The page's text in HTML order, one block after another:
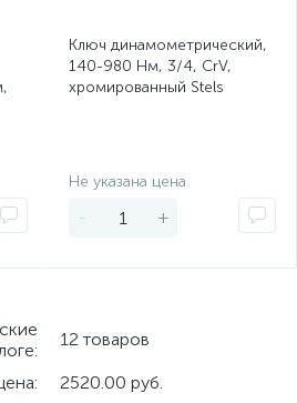
Ключ динамометрический,
140-980 Нм, 3/4, CrV,
хромированный Stels
Не указана цена
- +
12 товаров
2520.00 руб.